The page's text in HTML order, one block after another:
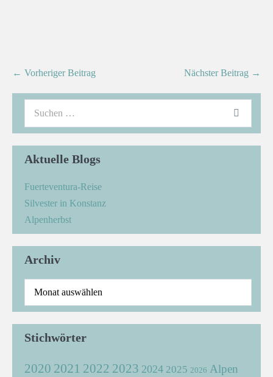
← Vorheriger Beitrag Nächster Beitrag →
Aktuelle Blogs
Fuerteventura-Reise
Silvester in Konstanz
Alpenherbst
Archiv
Stichwörter
2020 2021 2022 2023 2024 2025 2026 Alpen